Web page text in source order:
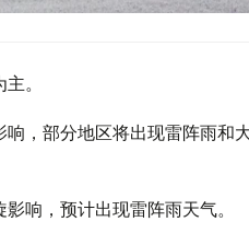
。
，部分地区将出现雷阵雨和
响，预计出现雷阵雨天气。